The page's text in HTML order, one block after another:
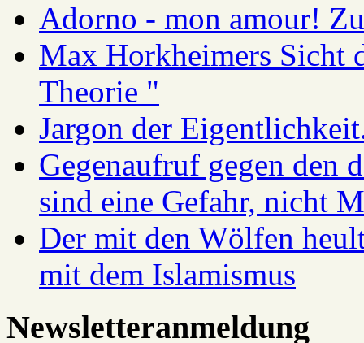
Adorno - mon amour!
Max Horkheimers Sicht
Theorie "
Jargon der
Gegenaufruf gegen den
sind eine Gefahr, nicht
Der mit den Wölfen
mit dem Islamismus
Newsletteranmeldung